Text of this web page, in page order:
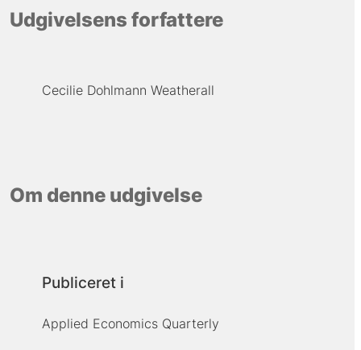
Udgivelsens forfattere
Cecilie Dohlmann Weatherall
Om denne udgivelse
Publiceret i
Applied Economics Quarterly